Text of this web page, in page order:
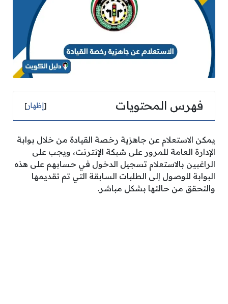
فهرس المحتويات [إظهار]
يمكن الاستعلام عن جاهزية رخصة القيادة من خلال بوابة
الإدارة العامة للمرور على شبكة الإنترنت، ويجب على
الراغبين بالاستعلام تسجيل الدخول في حسابهم على هذه
البوابة للوصول إلى الطلبات السابقة التي تم تقديمها
والتحقق من حالتها بشكل مباشر.